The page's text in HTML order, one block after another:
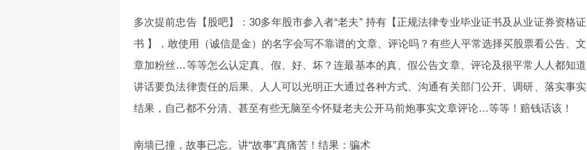
多次提前忠告【股吧】：30多年股市参入者“老夫” 持有【正规法律专业毕业证书及从业证券资格证
书 】，敢使用（诚信是金）的名字会写不靠谱的文章、评论吗？有些人平常选择买股票看公告、文
章加粉丝…等等怎么认定真、假、好、坏？连最基本的真、假公告文章、评论及很平常人人都知道
讲话要负法律责任的后果、人人可以光明正大通过各种方式、沟通有关部门公开、调研、落实事实
结果，自己都不分清、甚至有些无脑至今怀疑老夫公开马前炮事实文章评论…等等！赔钱话该！
南墙已撞，故事已忘。讲“故事”真痛苦！结果：骗术